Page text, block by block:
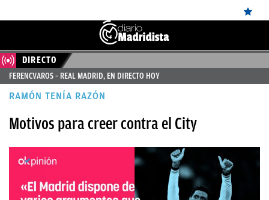
ÚLTIMAS
NOTICIAS
MADRID
BALONCESTO
FICHAJES
DIRECTO
FERENCVAROS – REAL MADRID, EN DIRECTO HOY
RAMÓN TENÍA RAZÓN
Motivos para creer contra el City